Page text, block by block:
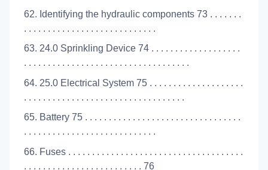
62. Identifying the hydraulic components 73 . . . . . . .
. . . . . . . . . . . . . . . . . . . . . . . . . . . .
63. 24.0 Sprinkling Device 74 . . . . . . . . . . . . . . . . . . .
. . . . . . . . . . . . . . . . . . . . . . . . . . . . . . . . . . .
64. 25.0 Electrical System 75 . . . . . . . . . . . . . . . . . . . .
. . . . . . . . . . . . . . . . . . . . . . . . . . . . . . . . . .
65. Battery 75 . . . . . . . . . . . . . . . . . . . . . . . . . . . . . . . . .
. . . . . . . . . . . . . . . . . . . . . . . . . . . .
66. Fuses . . . . . . . . . . . . . . . . . . . . . . . . . . . . . . . . . . . . .
. . . . . . . . . . . . . . . . . . . . . . . . . 76